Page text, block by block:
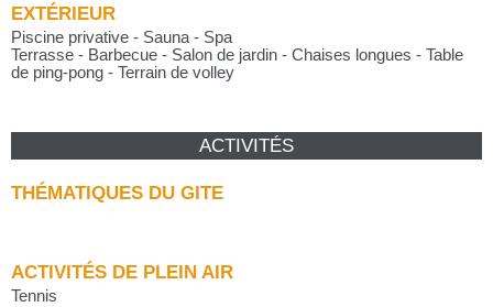
EXTÉRIEUR
Piscine privative - Sauna - Spa
Terrasse - Barbecue - Salon de jardin - Chaises longues - Table
de ping-pong - Terrain de volley
ACTIVITÉS
THÉMATIQUES DU GITE
ACTIVITÉS DE PLEIN AIR
Tennis